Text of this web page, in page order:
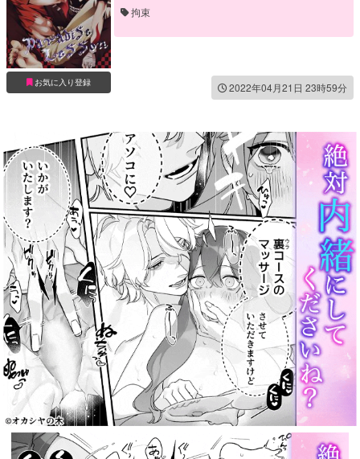
お気に入り登録
拘束
2022年04月21日 23時59分